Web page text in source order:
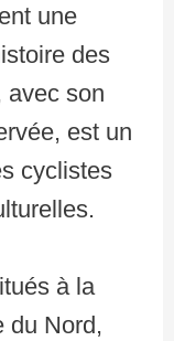
une
des
avec son
est un
cyclistes
à la
du Nord,